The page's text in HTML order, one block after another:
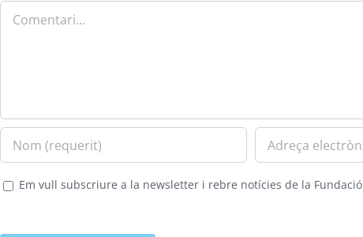
Em vull subscriure a la newsletter i rebre notícies de la Fundació